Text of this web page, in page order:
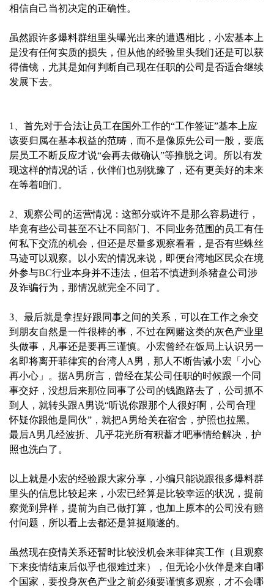
相信自己当初决定的正确性。
虽然跟许多爆料群组里头曝光出来的遭遇相比，小宏基本上
是没有任何实质的损失，但从他的经验里头我们还是可以获
得借镜，尤其是如何判断自己现在任职的公司是否适合继续
发展下去。‍
1、首先对于合法让员工在国外工作的“工作签证”基本上应
该要归属在基本权益的范畴，而不是像原先公司一般，要底
层员工不断反应才说“会再去做确认”等推脱之词。所以有发
现这样的情况的话，伙伴们也别犹豫了，还有更美好的未来
在等着咱们。
2、观察公司的运营情况：这部分或许不是那么容易进行，
毕竟有些公司甚至不让不同部门、不同业务范围的员工有任
何私下交流的机会，但还是尽量多观察看看，是否有些蛛丝
马迹可以观察。以小宏的情况来说，即便台湾地区民众在境
外参与BC行业本身并不违法，但若不慎进到杀猪盘公司涉
及诈骗行为，那情况就完全不同了。
3、最后就是拿捏好跟同事之间的关系，可以在工作之余交
到朋友自然是一件很棒的事，不过在网赌这类的灰色产业里
头做事，凡事还是要再三谨慎。小宏曾经在饭局上认识另一
名即将离开菲律宾的台湾人A男，那人不断告诫小宏「小心
再小心」。据A男所言，曾经在某公司任职的时候跟一个同
事交好，没想后来那位同事了公司的钱跑路去了，公司抓不
到人，就转头跟A男说“听说你跟那个人很好啊，公司合理
怀疑你跟他是同伙”，就把A男给关在宿舍，护照也拉黑。
最后A男几经波折、几乎花光所有积蓄才吧事情给解决，护
照也洗白了。‍
以上就是小宏的经验跟大家分享，小编只能说跟很多爆料群
里头的信息比较起来，小宏已经算是比较幸运的状况，提前
察觉到异样，提前为自己做打算，也加上原本的公司没有赔
付问题，所以看上去都还是算挺顺遂的。
虽然现在疫情关系还暂时比较没机会来菲律宾工作（且观察
下来疫情结束后似乎也很难过来），但无论小伙伴是来自哪
个国家，要投身灰色产业之前必须要谨慎多观察，才不会哪